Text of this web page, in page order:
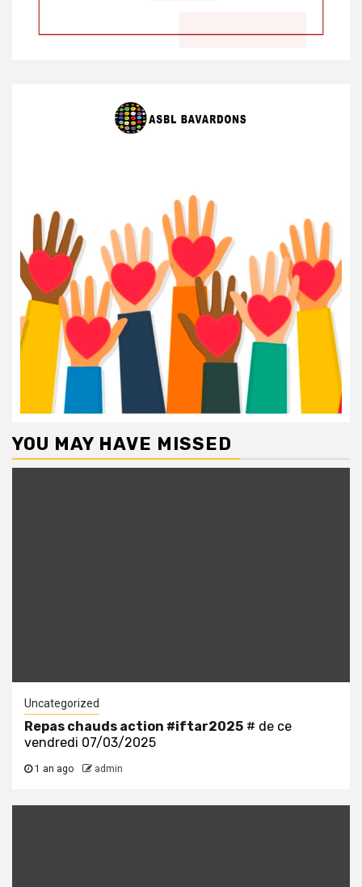
YOU MAY HAVE MISSED
Uncategorized
Repas chauds action #iftar2025 # de ce
vendredi 07/03/2025
1 an ago admin